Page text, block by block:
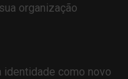
organização
identidade como novo